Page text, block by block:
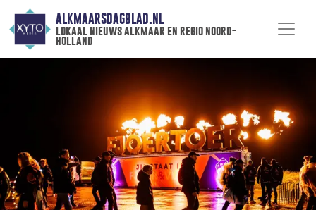
ALKMAARSDAGBLAD.NL
lokaal nieuws alkmaar en regio noord-
holland